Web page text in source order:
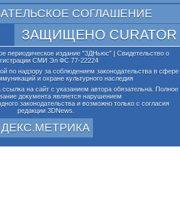
СОГЛАШЕНИЕ
ЗАЩИЩЕНО CURATOR
периодическое издание "3ДНьюс" | Свидетельство о
СМИ Эл ФС 77-22224
по надзору за соблюдением законодательства в сфере
и охране культурного наследия
на сайт с указанием автора обязательна. Полное
документа является нарушением
законодательства и возможно только с согласия
редакции 3DNews.